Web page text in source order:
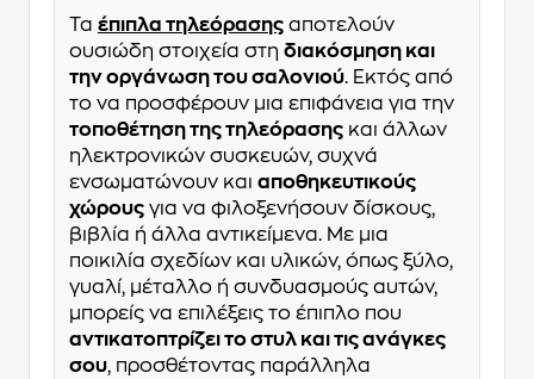
Τα έπιπλα τηλεόρασης αποτελούν
ουσιώδη στοιχεία στη διακόσμηση και
την οργάνωση του σαλονιού. Εκτός από
το να προσφέρουν μια επιφάνεια για την
τοποθέτηση της τηλεόρασης και άλλων
ηλεκτρονικών συσκευών, συχνά
ενσωματώνουν και αποθηκευτικούς
χώρους για να φιλοξενήσουν δίσκους,
βιβλία ή άλλα αντικείμενα. Με μια
ποικιλία σχεδίων και υλικών, όπως ξύλο,
γυαλί, μέταλλο ή συνδυασμούς αυτών,
μπορείς να επιλέξεις το έπιπλο που
αντικατοπτρίζει το στυλ και τις ανάγκες
σου, προσθέτοντας παράλληλα